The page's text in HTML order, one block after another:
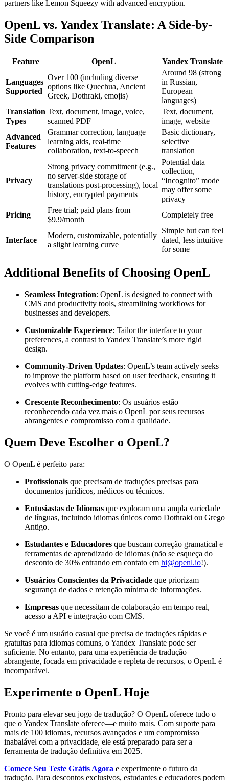
partners like Lemon Squeezy with advanced encryption.
OpenL vs. Yandex Translate: A Side-by-
Side Comparison
Feature OpenL Yandex Translate
Languages
Supported
Over 100 (including diverse
options like Quechua, Ancient
Greek, Dothraki, emojis)
Around 98 (strong
in Russian,
European
languages)
Translation
Types
Text, document, image, voice,
scanned PDF
Text, document,
image, website
Advanced
Features
Grammar correction, language
learning aids, real-time
collaboration, text-to-speech
Basic dictionary,
selective
translation
Privacy
Strong privacy commitment (e.g.,
no server-side storage of
translations post-processing), local
history, encrypted payments
Potential data
collection,
“Incognito” mode
may offer some
privacy
Pricing
Free trial; paid plans from
$9.9/month
Completely free
Interface
Modern, customizable, potentially
a slight learning curve
Simple but can feel
dated, less intuitive
for some
Additional Benefits of Choosing OpenL
Seamless Integration: OpenL is designed to connect with
CMS and productivity tools, streamlining workflows for
businesses and developers.
Customizable Experience: Tailor the interface to your
preferences, a contrast to Yandex Translate’s more rigid
design.
Community-Driven Updates: OpenL’s team actively seeks
to improve the platform based on user feedback, ensuring it
evolves with cutting-edge features.
Crescente Reconhecimento: Os usuários estão
reconhecendo cada vez mais o OpenL por seus recursos
abrangentes e compromisso com a qualidade.
Quem Deve Escolher o OpenL?
O OpenL é perfeito para:
Profissionais que precisam de traduções precisas para
documentos jurídicos, médicos ou técnicos.
Entusiastas de Idiomas que exploram uma ampla variedade
de línguas, incluindo idiomas únicos como Dothraki ou Grego
Antigo.
Estudantes e Educadores que buscam correção gramatical e
ferramentas de aprendizado de idiomas (não se esqueça do
desconto de 30% entrando em contato em hi@openl.io!).
Usuários Conscientes da Privacidade que priorizam
segurança de dados e retenção mínima de informações.
Empresas que necessitam de colaboração em tempo real,
acesso a API e integração com CMS.
Se você é um usuário casual que precisa de traduções rápidas e
gratuitas para idiomas comuns, o Yandex Translate pode ser
suficiente. No entanto, para uma experiência de tradução
abrangente, focada em privacidade e repleta de recursos, o OpenL é
incomparável.
Experimente o OpenL Hoje
Pronto para elevar seu jogo de tradução? O OpenL oferece tudo o
que o Yandex Translate oferece—e muito mais. Com suporte para
mais de 100 idiomas, recursos avançados e um compromisso
inabalável com a privacidade, ele está preparado para ser a
ferramenta de tradução definitiva em 2025.
Comece Seu Teste Grátis Agora e experimente o futuro da
tradução. Para descontos exclusivos, estudantes e educadores podem